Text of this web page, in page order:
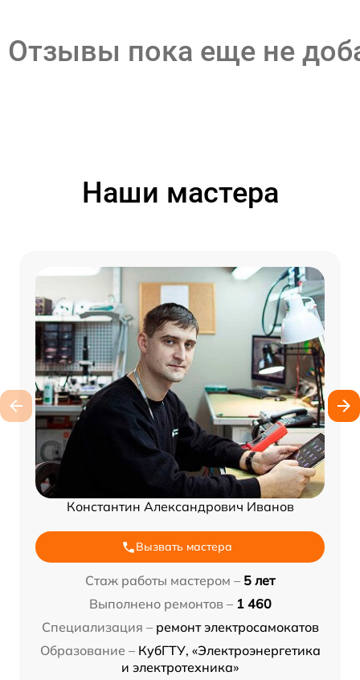
Отзывы пока еще не
Наши мастера
Константин Александрович Иванов
Вызвать мастера
Стаж работы мастером – 5 лет
Выполнено ремонтов – 1 460
Специализация – ремонт электросамокатов
Образование – КубГТУ, «Электроэнергетика
и электротехника»